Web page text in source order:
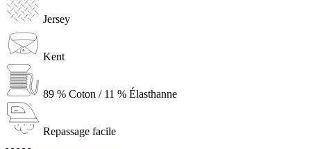
Jersey
Kent
89 % Coton / 11 % Élasthanne
Repassage facile